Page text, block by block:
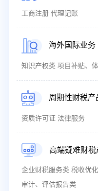
工商注册 代理记账
海外国际业务
知识产权类 项目补贴、
周期性财税产
资质许可证 法律服务
高端疑难财税
企业财税服务类 税收优
审计、评估报告类